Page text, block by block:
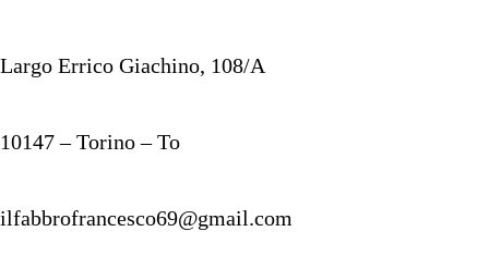
Largo Errico Giachino, 108/A
10147 – Torino – To
ilfabbrofrancesco69@gmail.com